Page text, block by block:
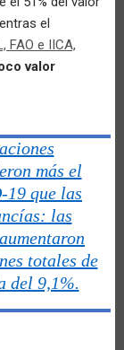
el
FAO e IICA,
valor
más el
19 que las
las
totales de
del 9,1%.